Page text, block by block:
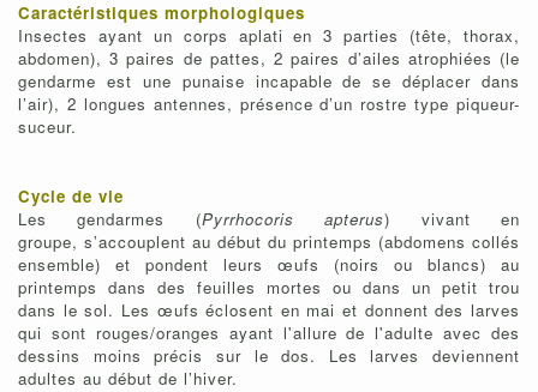
Caractéristiques morphologiques
Insectes ayant un corps aplati en 3 parties (tête, thorax,
abdomen), 3 paires de pattes, 2 paires d’ailes atrophiées (le
gendarme est une punaise incapable de se déplacer dans
l’air), 2 longues antennes, présence d’un rostre type piqueur-
suceur.
Cycle de vie
Les gendarmes (Pyrrhocoris apterus) vivant en
groupe, s’accouplent au début du printemps (abdomens collés
ensemble) et pondent leurs œufs (noirs ou blancs) au
printemps dans des feuilles mortes ou dans un petit trou
dans le sol. Les œufs éclosent en mai et donnent des larves
qui sont rouges/oranges ayant l'allure de l'adulte avec des
dessins moins précis sur le dos. Les larves deviennent
adultes au début de l’hiver.